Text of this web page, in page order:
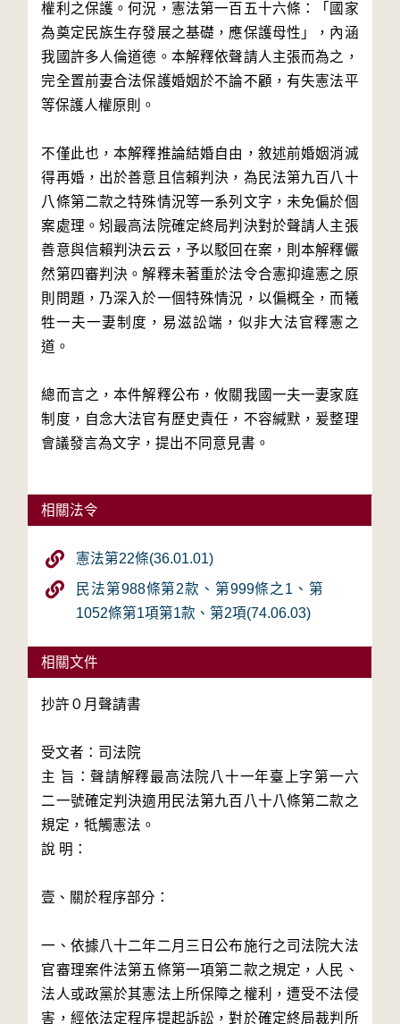
權利之保護。何況，憲法第一百五十六條：「國家
為奠定民族生存發展之基礎，應保護母性」，內涵
我國許多人倫道德。本解釋依聲請人主張而為之，
完全置前妻合法保護婚姻於不論不顧，有失憲法平
等保護人權原則。
不僅此也，本解釋推論結婚自由，敘述前婚姻消滅
得再婚，出於善意且信賴判決，為民法第九百八十
八條第二款之特殊情況等一系列文字，未免偏於個
案處理。矧最高法院確定終局判決對於聲請人主張
善意與信賴判決云云，予以駁回在案，則本解釋儼
然第四審判決。解釋未著重於法令合憲抑違憲之原
則問題，乃深入於一個特殊情況，以偏概全，而犧
牲一夫一妻制度，易滋訟端，似非大法官釋憲之
道。
總而言之，本件解釋公布，攸關我國一夫一妻家庭
制度，自念大法官有歷史責任，不容緘默，爰整理
會議發言為文字，提出不同意見書。
相關法令
憲法第22條(36.01.01)
民法第988條第2款、第999條之1、第
1052條第1項第1款、第2項(74.06.03)
相關文件
抄許０月聲請書
受文者：司法院
主 旨：聲請解釋最高法院八十一年臺上字第一六
二一號確定判決適用民法第九百八十八條第二款之
規定，牴觸憲法。
說 明：
壹、關於程序部分：
一、依據八十二年二月三日公布施行之司法院大法
官審理案件法第五條第一項第二款之規定，人民、
法人或政黨於其憲法上所保障之權利，遭受不法侵
害，經依法定程序提起訴訟，對於確定終局裁判所